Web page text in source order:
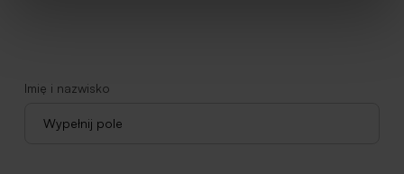
Imię i nazwisko